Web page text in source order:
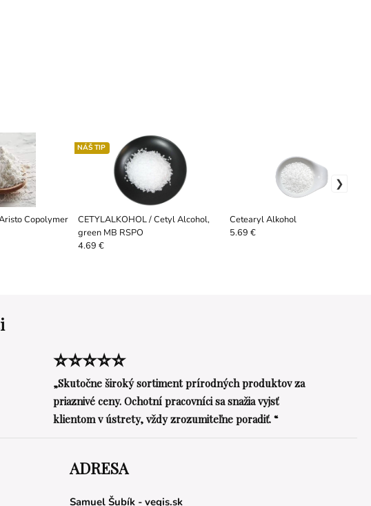
Copolymer
CETYLALKOHOL / Cetyl Alcohol,
green MB RSPO
NÁŠ TIP
4.69 €
Cetearyl Alkohol
5.69 €
⭐⭐⭐⭐⭐
„Skutočne široký sortiment prírodných produktov za
priaznivé ceny. Ochotní pracovníci sa snažia vyjsť
klientom v ústrety, vždy zrozumiteľne poradiť. “
ADRESA
Samuel Šubík - vegis.sk